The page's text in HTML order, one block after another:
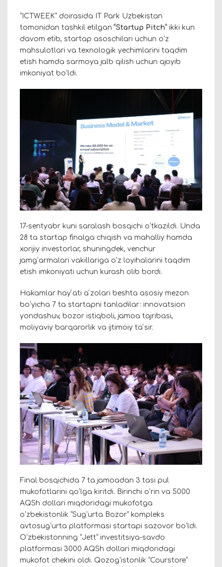
“ICTWEEK” doirasida IT Park Uzbekistan
tomonidan tashkil etilgan“Startup Pitch” ikki kun
davom etib, startap asoschilari uchun oʻz
mahsulotlari va texnologik yechimlarini taqdim
etish hamda sarmoya jalb qilish uchun ajoyib
imkoniyat boʻldi.
17-sentyabr kuni saralash bosqichi oʻtkazildi. Unda
28 ta startap finalga chiqish va mahalliy hamda
xorijiy investorlar, shuningdek, venchur
jamgʻarmalari vakillariga oʻz loyihalarini taqdim
etish imkoniyati uchun kurash olib bordi.
Hakamlar hayʼati aʼzolari beshta asosiy mezon
boʻyicha 7 ta startapni tanladilar: innovatsion
yondashuv, bozor istiqboli, jamoa tajribasi,
moliyaviy barqarorlik va ijtimoiy taʼsir.
Final bosqichida 7 ta jamoadan 3 tasi pul
mukofotlarini qoʻlga kiritdi. Birinchi oʻrin va 5000
AQSh dollari miqdoridagi mukofotga
oʻzbekistonlik “Sugʻurta Bozor” kompleks
avtosugʻurta platformasi startapi sazovor boʻldi.
Oʻzbekistonning “Jett” investitsiya-savdo
platformasi 3000 AQSh dollari miqdoridagi
mukofot chekini oldi. Qozogʻistonlik “Courstore”